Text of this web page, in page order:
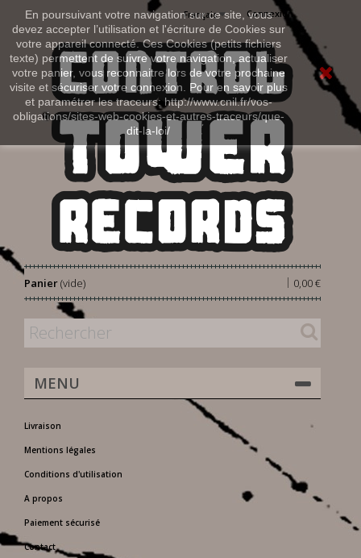
En poursuivant votre navigation sur ce site, vous
devez accepter l’utilisation et l'écriture de Cookies sur
votre appareil connecté. Ces Cookies (petits fichiers
texte) permettent de suivre votre navigation, actualiser
votre panier, vous reconnaitre lors de votre prochaine
visite et sécuriser votre connexion. Pour en savoir plus
et paramétrer les traceurs: http://www.cnil.fr/vos-
obligations/sites-web-cookies-et-autres-traceurs/que-
dit-la-loi/
Connexion
Français
Panier 0,00 €
|
(vide)
MENU
Livraison
Mentions légales
Conditions d'utilisation
A propos
Paiement sécurisé
Contact